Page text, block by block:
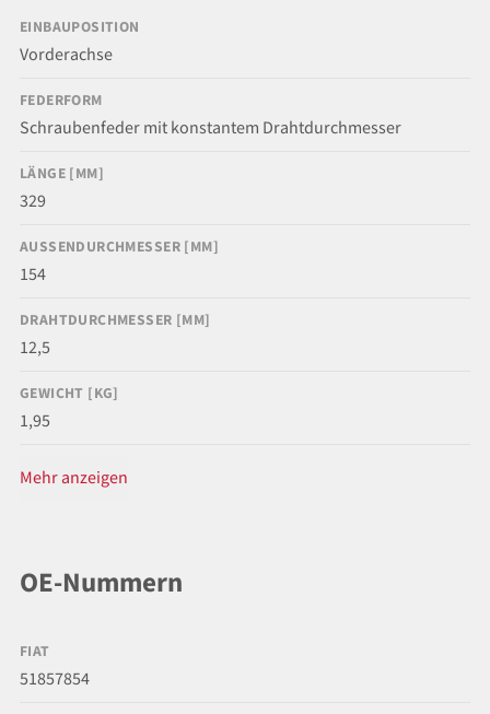
EINBAUPOSITION
Vorderachse
FEDERFORM
Schraubenfeder mit konstantem Drahtdurchmesser
LÄNGE [MM]
329
AUSSENDURCHMESSER [MM]
154
DRAHTDURCHMESSER [MM]
12,5
GEWICHT [KG]
1,95
Mehr anzeigen
OE-Nummern
FIAT
51857854